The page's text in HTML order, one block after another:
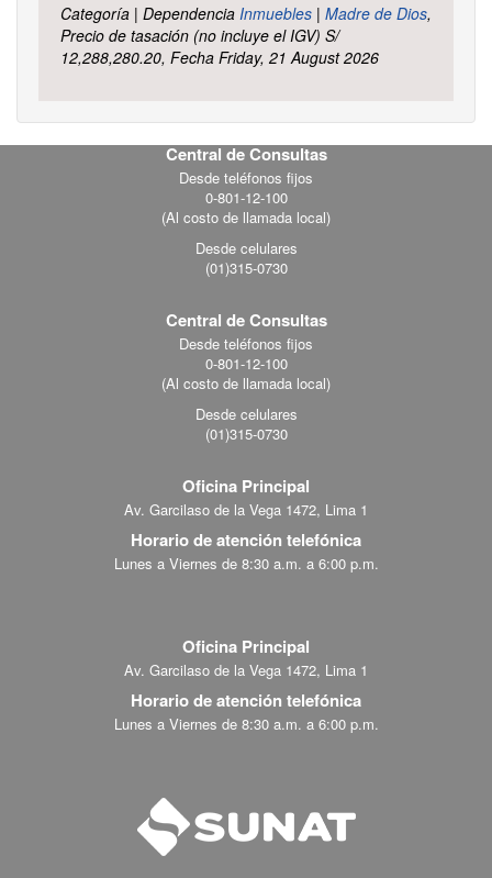
Categoría | Dependencia Inmuebles | Madre de Dios,
Precio de tasación (no incluye el IGV) S/
12,288,280.20, Fecha Friday, 21 August 2026
Central de Consultas
Desde teléfonos fijos
0-801-12-100
(Al costo de llamada local)
Desde celulares
(01)315-0730
Central de Consultas
Desde teléfonos fijos
0-801-12-100
(Al costo de llamada local)
Desde celulares
(01)315-0730
Oficina Principal
Av. Garcilaso de la Vega 1472, Lima 1
Horario de atención telefónica
Lunes a Viernes de 8:30 a.m. a 6:00 p.m.
Oficina Principal
Av. Garcilaso de la Vega 1472, Lima 1
Horario de atención telefónica
Lunes a Viernes de 8:30 a.m. a 6:00 p.m.